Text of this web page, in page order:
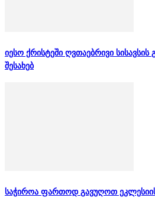
იესო ქრისტეში ღვთაებრივი სისავსის
შესახებ
საჭიროა ფართოდ გავუღოთ